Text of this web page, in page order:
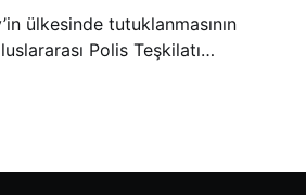
ülkesinde tutuklanmasının
Polis Teşkilatı